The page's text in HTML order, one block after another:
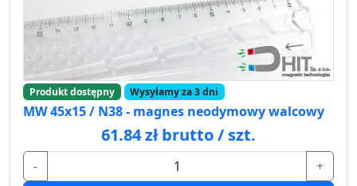
Produkt dostępny Wysyłamy za 3 dni
MW 45x15 / N38 - magnes neodymowy walcowy
61.84 zł brutto / szt.
-
+